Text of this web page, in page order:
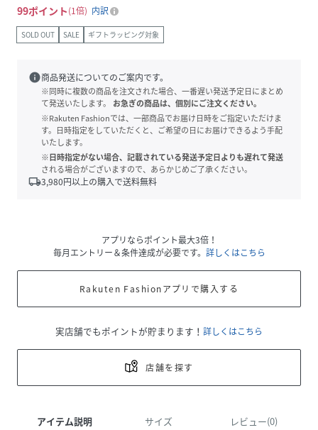
99ポイント 1倍 内訳
SOLD OUT SALE ギフトラッピング対象
info商品発送についてのご案内です。
※同時に複数の商品を注文された場合、一番遅い発送予定日にまとめ
て発送いたします。
お急ぎの商品は、個別にご注文ください。
※Rakuten Fashionでは、一部商品でお届け日時をご指定いただけま
す。日時指定をしていただくと、ご希望の日にお届けできるよう手配
いたします。
※日時指定がない場合、記載されている発送予定日よりも遅れて発送
される場合がございますので、あらかじめご了承ください。
local_shipping3,980円以上の購入で送料無料
アプリならポイント最大3倍！
毎月エントリー＆条件達成が必要です。 詳しくはこちら
Rakuten Fashionアプリで購入する
実店舗でもポイントが貯まります！ 詳しくはこちら
店舗を探す
アイテム説明 サイズ レビュー(0)